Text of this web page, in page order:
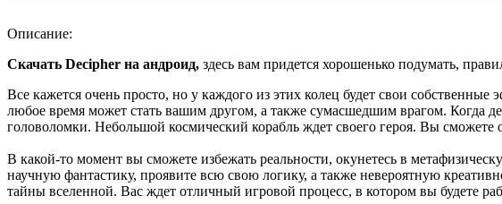
Описание:
Скачать Decipher на андроид, здесь вам придется хорошенько подумать,
Все кажется очень просто, но у каждого из этих колец будет свои
любое время может стать вашим другом, а также сумасшедшим врагом. Когда
головоломки. Небольшой космический корабль ждет своего героя. Вы
В какой-то момент вы сможете избежать реальности, окунетесь в
научную фантастику, проявите всю свою логику, а также невероятную
тайны вселенной. Вас ждет отличный игровой процесс, в котором вы будете